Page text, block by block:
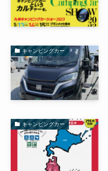
キャンピングカー
キャンピングカー